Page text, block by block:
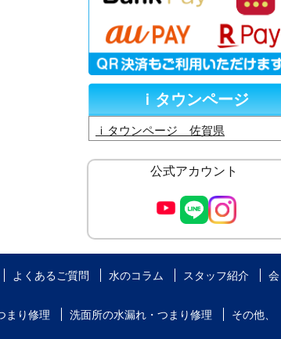
ｉタウンページ
ｉタウンページ 佐賀県
公式アカウント
よくあるご質問 水のコラム スタッフ紹介
会
まり修理 洗面所の水漏れ・つまり修理
その他、